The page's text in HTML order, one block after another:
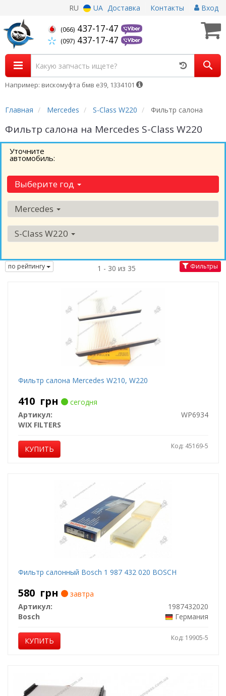
RU UA Доставка Контакты Вход
(066) 437-17-47
(097) 437-17-47
Например: вискомуфта бмв е39, 1334101
Главная Mercedes S-Class W220 Фильтр салона
Фильтр салона на Mercedes S-Class W220
Уточните
автомобиль:
Выберите год
Mercedes
S-Class W220
по рейтингу 1 - 30 из 35 Фильтры
Фильтр салона Mercedes W210, W220
410 грн
сегодня
Артикул:
WP6934
WIX FILTERS
КУПИТЬ Код: 45169-5
Фильтр салонный Bosch 1 987 432 020 BOSCH
580 грн
завтра
Артикул:
1987432020
Bosch
Германия
КУПИТЬ Код: 19905-5